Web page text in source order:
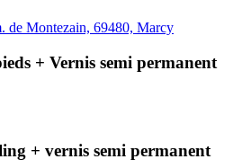
de Montezain, 69480, Marcy
+ Vernis semi permanent
+ vernis semi permanent